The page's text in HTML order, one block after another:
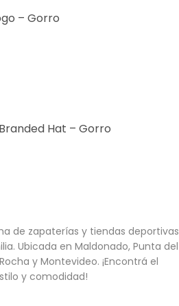
– Gorro
Hat – Gorro
de zapaterías y tiendas deportivas
Ubicada en Maldonado, Punta del
y Montevideo. ¡Encontrá el
y comodidad!